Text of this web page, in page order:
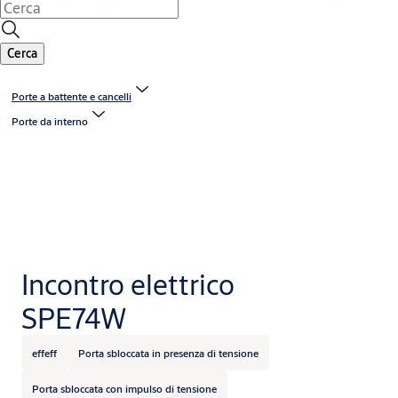
Cerca
Porte a battente e cancelli
Porte da interno
Incontro elettrico
SPE74W
effeff Porta sbloccata in presenza di tensione
Porta sbloccata con impulso di tensione